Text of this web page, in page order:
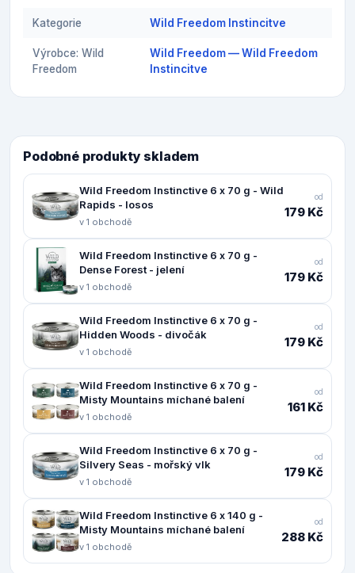
Kategorie Wild Freedom Instincitve
Výrobce: Wild
Freedom
Wild Freedom — Wild Freedom
Instincitve
Podobné produkty skladem
Wild Freedom Instinctive 6 x 70 g - Wild
Rapids - losos
v 1 obchodě
od
179 Kč
Wild Freedom Instinctive 6 x 70 g -
Dense Forest - jelení
v 1 obchodě
od
179 Kč
Wild Freedom Instinctive 6 x 70 g -
Hidden Woods - divočák
v 1 obchodě
od
179 Kč
Wild Freedom Instinctive 6 x 70 g -
Misty Mountains míchané balení
v 1 obchodě
od
161 Kč
Wild Freedom Instinctive 6 x 70 g -
Silvery Seas - mořský vlk
v 1 obchodě
od
179 Kč
Wild Freedom Instinctive 6 x 140 g -
Misty Mountains míchané balení
v 1 obchodě
od
288 Kč